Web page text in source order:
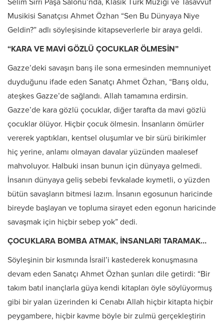
Selim Sırrı Paşa Salonu’nda, Klasik Türk Müziği ve Tasavvuf
Musikisi Sanatçısı Ahmet Özhan “Sen Bu Dünyaya Niye
Geldin?” adlı söyleşisinde kitapseverlerle bir araya geldi.
“KARA VE MAVİ GÖZLÜ ÇOCUKLAR ÖLMESİN”
Gazze’deki savaşın barış ile sona ermesinden memnuniyet
duyduğunu ifade eden Sanatçı Ahmet Özhan, “Barış oldu,
ateşkes Gazze’de sağlandı. Allah tamamına erdirsin.
Gazze’de kara gözlü çocuklar, diğer tarafta da mavi gözlü
çocuklar ölüyor. Hiçbir çocuk ölmesin. İnsanların ömürler
vererek yaptıkları, kentsel oluşumlar ve bir sürü birikimler
hiç yerine, anlamı olmayan davalar yüzünden maalesef
mahvoluyor. Halbuki insan bunun için dünyaya gelmedi.
İnsanın dünyaya geliş sebebi fevkalade kıymetli, o yüzden
bütün savaşların bitmesi lazım. İnsanın egosunun haricinde
bireyde başlayan ve topluma sirayet eden egonun haricinde
savaşmak için hiçbir sebep yok” dedi.
ÇOCUKLARA BOMBA ATMAK, İNSANLARI TARAMAK…
Söyleşinin bir kısmında İsrail’i kastederek konuşmasına
devam eden Sanatçı Ahmet Özhan şunları dile getirdi: “Bir
takım batıl inançlarla güya kendi kitapları öyle söylüyormuş
gibi bir yalan üzerinden ki Cenabı Allah hiçbir kitapta hiçbir
peygambere, hiçbir kavme böyle bir zulmü gerçekleştirin